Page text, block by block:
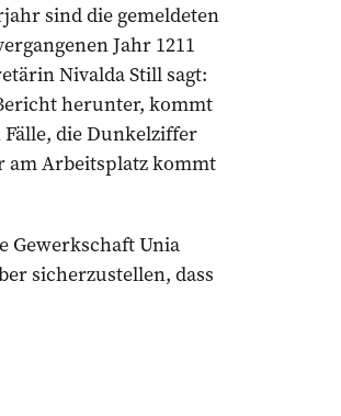
sind die gemeldeten
Jahr 1211
Nivalda Still sagt:
herunter, kommt
die Dunkelziffer
am Arbeitsplatz kommt
Gewerkschaft Unia
sicherzustellen, dass